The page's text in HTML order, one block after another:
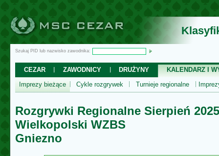
Szukaj PID lub nazwisko zawodnika:
CEZAR ZAWODNICY DRUŻYNY
KALENDARZ I
Imprezy bieżące
Cykle rozgrywek Turnieje regionalne
Rozgrywki Regionalne Sierpień 2025
Wielkopolski WZBS
Gniezno